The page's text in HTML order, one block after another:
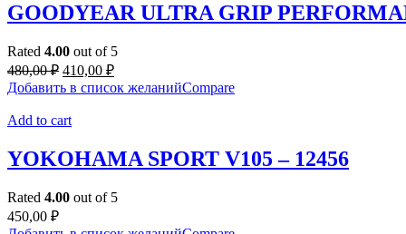
GOODYEAR ULTRA GRIP
Rated 4.00 out of 5
480,00₽ Original
price
was:
480,00 ₽.
410,00 ₽Current
price
is:
Добавить в список желанийCompare
Add to cart
YOKOHAMA SPORT V105 – 12456
Rated 4.00 out of 5
450,00 ₽